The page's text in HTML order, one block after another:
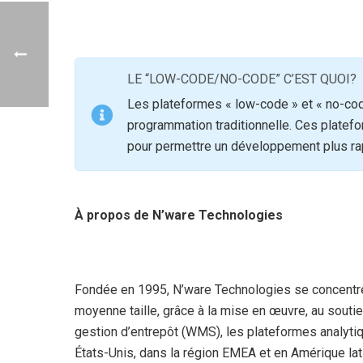
LE “LOW-CODE/NO-CODE” C’EST QUOI?
Les plateformes « low-code » et « no-
programmation traditionnelle. Ces
pour permettre un développement plus
À propos de N’ware Technologies
Fondée en 1995, N’ware Technologies se
moyenne taille, grâce à la mise en œuvre, au
gestion d’entrepôt (WMS), les plateformes
États-Unis, dans la région EMEA et en Amérique